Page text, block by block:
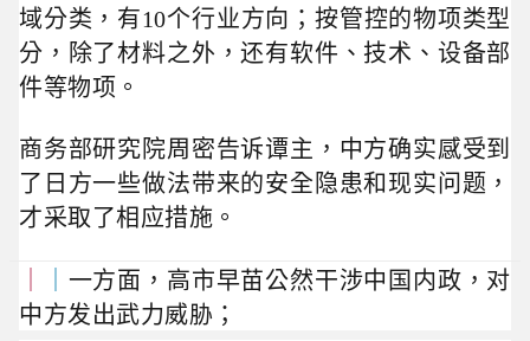
域分类，有10个行业方向；按管控的物项类型
分，除了材料之外，还有软件、技术、设备部
件等物项。
商务部研究院周密告诉谭主， 中方确实感受到
了日方一些做法带来的安全隐患和现实问题，
才采取了相应措施。
一方面，高市早苗公然干涉中国内政，对
中方发出武力威胁；